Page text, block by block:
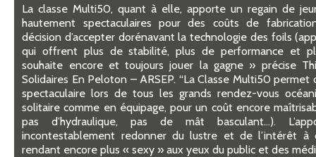
La classe Multi50, quant à elle, apporte un regain de
hautement spectaculaires pour des coûts de
décision d’accepter dorénavant la technologie des foils
qui offrent plus de stabilité, plus de performance et
souhaite encore et toujours jouer la gagne » précise
Solidaires En Peloton – ARSEP. “La Classe Multi50
spectaculaire lors de tous les grands rendez-vous
solitaire comme en équipage, pour un coût encore
pas d’hydraulique, pas de mât basculant…).
incontestablement redonner du lustre et de l’intérêt à
rendant encore plus « sexy » aux yeux du public et des